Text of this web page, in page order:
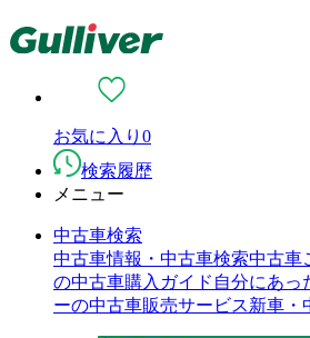
お気に入り 0
検索履歴
メニュー
中古車検索
中古車情報・中古車検索中古車
の中古車購入ガイド 自分にあっ
ーの中古車販売サービス新車・